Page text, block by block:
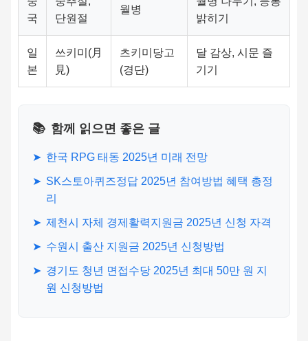
국
단원절
월병
밝히기
일
본
쓰키미(月
見)
츠키미당고
(경단)
달 감상, 시문 즐
기기
📚 함께 읽으면 좋은 글
➤ 한국 RPG 태동 2025년 미래 전망
➤ SK스토아퀴즈정답 2025년 참여방법 혜택 총정
리
➤ 제천시 자체 경제활력지원금 2025년 신청 자격
➤ 수원시 출산 지원금 2025년 신청방법
➤ 경기도 청년 면접수당 2025년 최대 50만 원 지
원 신청방법